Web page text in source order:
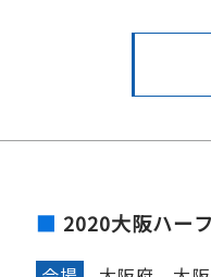
2020大阪ハー